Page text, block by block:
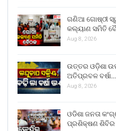
ଗଣିଆ ଗୋଷ୍ଠୀ
କଲ୍ୟାଣ ସମିତି
Aug 8, 2026
ଉତ୍ତର ଓଡ଼ିଶା
ଅତିପ୍ରବଳ ବର୍ଷା…
Aug 8, 2026
ଓଡିଶା ଜନତା
ପ୍ରଶିକ୍ଷଣ ଶିବିର